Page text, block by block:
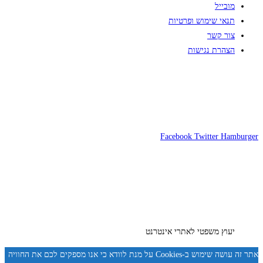
מובייל
תנאי שימוש ופרטיות
צור קשר
הצהרת נגישות
Facebook Twitter Hamburger
יעוץ משפטי לאתרי אינטרנט
אתר זה עושה שימוש ב-Cookies על מנת לוודא כי אנו מספקים לכם את החוויה